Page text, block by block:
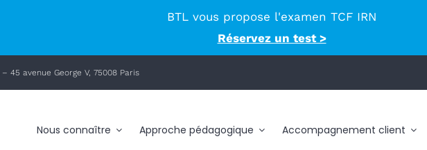
BTL vous propose l'examen TCF IRN
Réservez un test >
45 avenue George V, 75008 Paris
Nous connaître Approche pédagogique Accompagnement client